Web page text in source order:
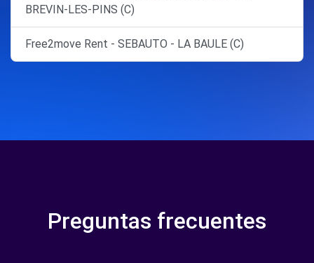
BREVIN-LES-PINS (C)
Free2move Rent - SEBAUTO - LA BAULE (C)
Preguntas frecuentes